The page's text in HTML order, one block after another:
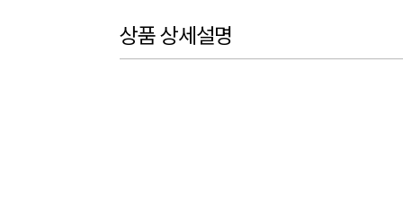
상품 상세설명